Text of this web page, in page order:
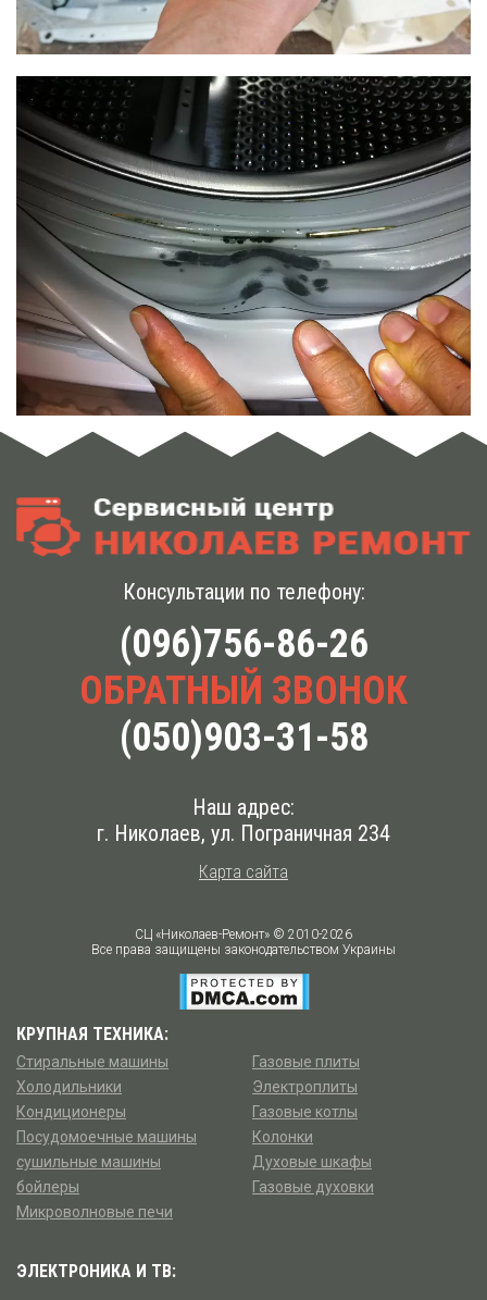
Консультации по телефону:
(096)756-86-26
ОБРАТНЫЙ ЗВОНОК
(050)903-31-58
Наш адрес:
г. Николаев, ул. Пограничная 234
Карта сайта
СЦ «Николаев-Ремонт» © 2010-2026
Все права защищены законодательством Украины
КРУПНАЯ ТЕХНИКА:
Стиральные машины
Холодильники
Кондиционеры
Посудомоечные машины
сушильные машины
бойлеры
Микроволновые печи
Газовые плиты
Электроплиты
Газовые котлы
Колонки
Духовые шкафы
Газовые духовки
ЭЛЕКТРОНИКА И ТВ: